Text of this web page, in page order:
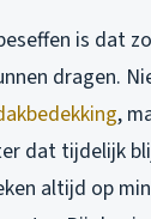
is dat
dragen.
,
dat tijdelijk
altijd op